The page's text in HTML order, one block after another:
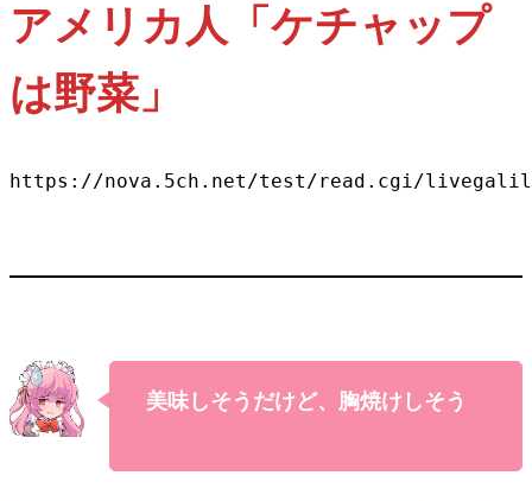
アメリカ人「ケチャップ
は野菜」
https://nova.5ch.net/test/read.cgi/
美味しそうだけど、胸焼けしそう